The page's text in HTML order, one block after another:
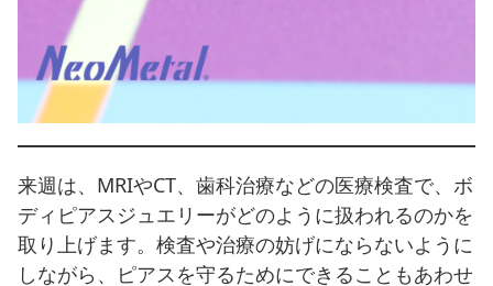
来週は、MRIやCT、歯科治療などの医療検査で、ボ
ディピアスジュエリーがどのように扱われるのかを
取り上げます。検査や治療の妨げにならないように
しながら、ピアスを守るためにできることもあわせ